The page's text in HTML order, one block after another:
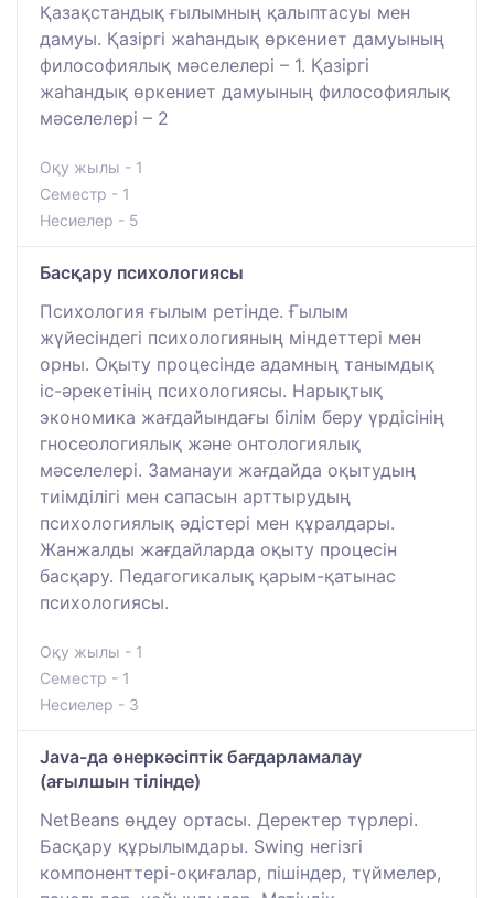
Қазақстандық ғылымның қалыптасуы мен
дамуы. Қазіргі жаһандық өркениет дамуының
философиялық мәселелері – 1. Қазіргі
жаһандық өркениет дамуының философиялық
мәселелері – 2
Оқу жылы - 1
Семестр - 1
Несиелер - 5
Басқару психологиясы
Психология ғылым ретінде. Ғылым
жүйесіндегі психологияның міндеттері мен
орны. Оқыту процесінде адамның танымдық
іс-әрекетінің психологиясы. Нарықтық
экономика жағдайындағы білім беру үрдісінің
гносеологиялық және онтологиялық
мәселелері. Заманауи жағдайда оқытудың
тиімділігі мен сапасын арттырудың
психологиялық әдістері мен құралдары.
Жанжалды жағдайларда оқыту процесін
басқару. Педагогикалық қарым-қатынас
психологиясы.
Оқу жылы - 1
Семестр - 1
Несиелер - 3
Java-да өнеркәсіптік бағдарламалау
(ағылшын тілінде)
NetBeans өңдеу ортасы. Деректер түрлері.
Басқару құрылымдары. Swing негізгі
компоненттері-оқиғалар, пішіндер, түймелер,